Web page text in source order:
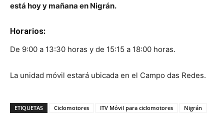
está hoy y mañana en Nigrán.
Horarios:
De 9:00 a 13:30 horas y de 15:15 a 18:00 horas.
La unidad móvil estará ubicada en el Campo das Redes.
ETIQUETAS Ciclomotores ITV Móvil para ciclomotores
Nigrán